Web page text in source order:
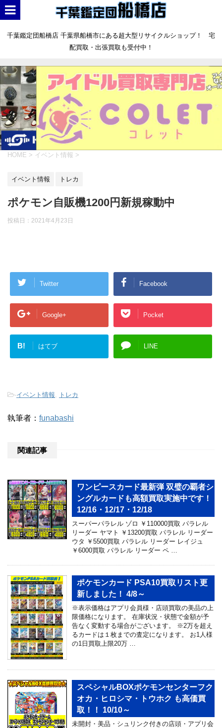
千葉鑑定団船橋店 千葉県船橋市にある超大型リサイクルショップ！ 宅
配買取・出張買取も受付中！
HOME > イベント情報 >
イベント情報 トレカ
ポケモン自販機1200円新規稼動中
投稿日： 2021年4月23日
Twitter Facebook
Google+ Pocket
B! はてブ LINE
-イベント情報 トレカ
執筆者： funabashi
関連記事
ワンピースカード最新弾 双璧の覇者シ
ングルカードも高額買取実施中です！
12/16・12/17・12/18
スーパーパラレル ゾロ ￥110000買取 パラレル
リーダー ヤマト ￥13200買取 パラレル リーダー
ウタ ￥5500買取 パラレル リーダー レイジュ
￥6000買取 パラレル リーダー ペ …
ポケモンカード PSA10買取リスト更
新しました！ 4/8～
※表示価格はアプリ会員様・店頭買取の美品の上
限価格になります。 在庫状況・状態で金額が予
告なく変動する場合がございます。 ※2万を超え
るカードは１枚までの査定になります。 お1人様
の1日買取上限20万 …
スペシャルBOXポケモンセンターフク
オカ・ヒロシマ・トウホク も高価買
取！！ 10/10～
未開封・美品・シュリンク付きの店頭・アプリ会